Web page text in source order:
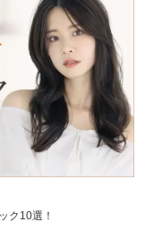
ク10選！